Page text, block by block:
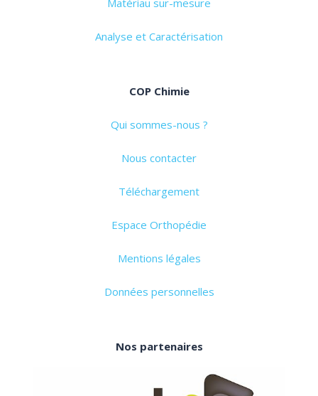
Matériau sur-mesure
Analyse et Caractérisation
COP Chimie
Qui sommes-nous ?
Nous contacter
Téléchargement
Espace Orthopédie
Mentions légales
Données personnelles
Nos partenaires